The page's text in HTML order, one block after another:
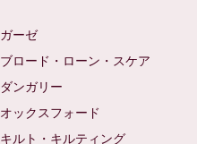
ガーゼ
ブロード・ローン・スケア
ダンガリー
オックスフォード
キルト・キルティング